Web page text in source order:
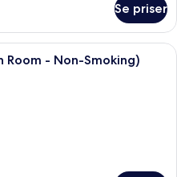
Se priser
Et hotelværelse med to senge, et
Room - Non-Smoking)